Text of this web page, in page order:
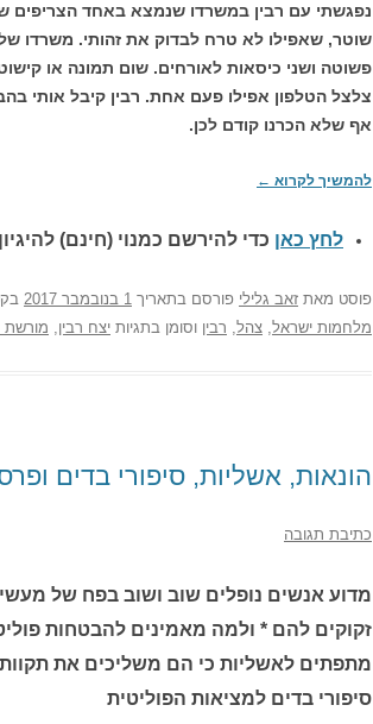
נפגשתי עם רבין במשרדו שנמצא באחד
שוטר, שאפילו לא טרח לבדוק את זהותי. משרדו
פשוטה ושני כיסאות לאורחים. שום תמונה או
צלצל הטלפון אפילו פעם אחת. רבין קיבל אותי
אף שלא הכרנו קודם לכן.
להמשיך לקרוא ←
לחץ כאן כדי להירשם כמנוי (חינם)
פוסט מאת זאב גלילי פורסם בתאריך 1 בנובמבר 2017
מלחמות ישראל, צהל, רבין וסומן בתגיות יצח רבין, מורשת
הונאות, אשליות, סיפורי בדים
כתיבת תגובה
מדוע אנשים נופלים שוב ושוב בפח של
זקוקים להם * ולמה מאמינים להבטחות
מתפתים לאשליות כי הם משליכים את
סיפורי בדים למציאות הפוליטית